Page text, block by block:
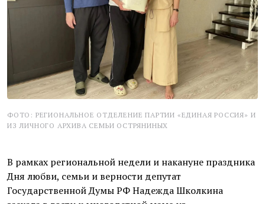
ФОТО: РЕГИОНАЛЬНОЕ ОТДЕЛЕНИЕ ПАРТИИ «ЕДИНАЯ РОССИЯ» И
ИЗ ЛИЧНОГО АРХИВА СЕМЬИ ОСТРЯНИНЫХ
В рамках региональной недели и накануне праздника
Дня любви, семьи и верности депутат
Государственной Думы РФ Надежда Школкина